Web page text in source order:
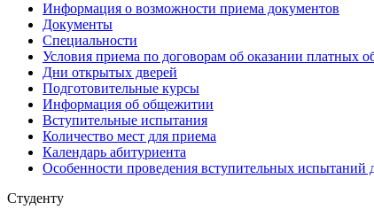
Информация о возможности приема документов
Документы
Специальности
Условия приема по договорам об оказании платных
Дни открытых дверей
Подготовительные курсы
Информация об общежитии
Вступительные испытания
Количество мест для приема
Календарь абитуриента
Особенности проведения вступительных
Студенту